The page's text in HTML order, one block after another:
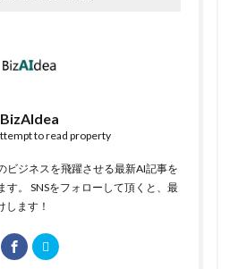
BizAIdea
to read property
ビジネスを飛躍させる最新AI記事を
す。 SNSをフォローして頂くと、最
します！